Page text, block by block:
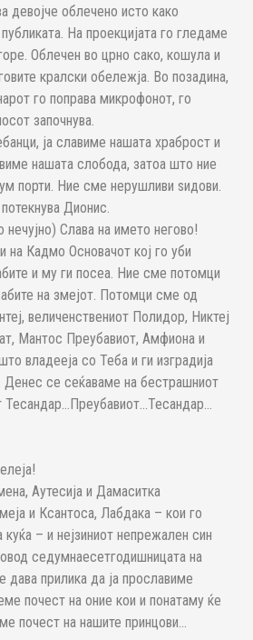
девојче облечено исто како
На проекцијата го гледаме
Облечен во црно сако, кошула и
кралски обележја. Во позадина,
го поправа микрофонот, го
започнува.
ја славиме нашата храброст и
нашата слобода, затоа што ние
порти. Ние сме нерушливи ѕидови.
Дионис.
Слава на името негово!
Кадмо Основачот кој го уби
и му ги посеа. Ние сме потомци
на змејот. Потомци сме од
величенствениот Полидор, Никтеј
Мантос Преубавиот, Амфиона и
владееја со Теба и ги изградија
Денес се сеќаваме на бестрашниот
Тесандар…Преубавиот…Тесандар…
Аутесија и Дамаситка
и Ксантоса, Лабдака – кои го
– и нејзиниот непрежален син
седумнаесетгодишницата на
дава прилика да ја прославиме
почест на оние кои и понатаму ќе
почест на нашите принцови…